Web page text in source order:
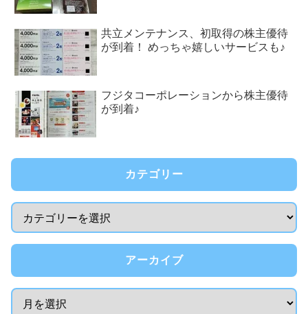
共立メンテナンス、初取得の株主優待
が到着！ めっちゃ嬉しいサービスも♪
フジタコーポレーションから株主優待
が到着♪
カテゴリー
アーカイブ